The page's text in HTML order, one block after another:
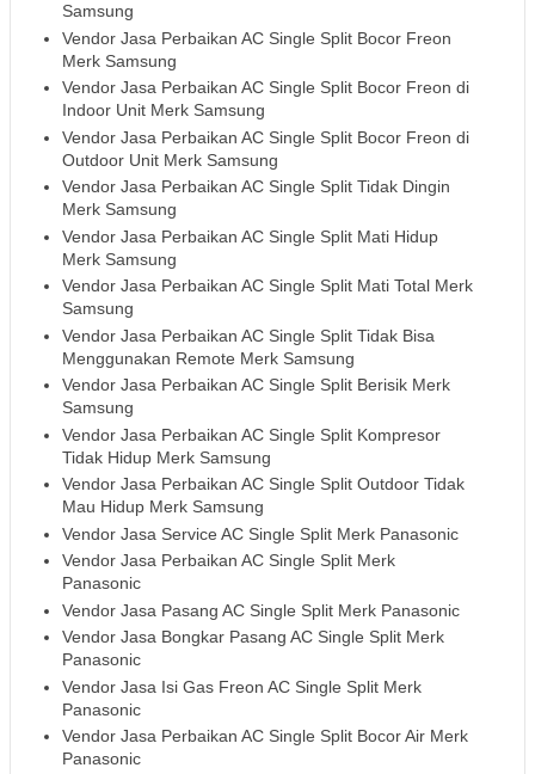
Samsung
Vendor Jasa Perbaikan AC Single Split Bocor Freon
Merk Samsung
Vendor Jasa Perbaikan AC Single Split Bocor Freon di
Indoor Unit Merk Samsung
Vendor Jasa Perbaikan AC Single Split Bocor Freon di
Outdoor Unit Merk Samsung
Vendor Jasa Perbaikan AC Single Split Tidak Dingin
Merk Samsung
Vendor Jasa Perbaikan AC Single Split Mati Hidup
Merk Samsung
Vendor Jasa Perbaikan AC Single Split Mati Total Merk
Samsung
Vendor Jasa Perbaikan AC Single Split Tidak Bisa
Menggunakan Remote Merk Samsung
Vendor Jasa Perbaikan AC Single Split Berisik Merk
Samsung
Vendor Jasa Perbaikan AC Single Split Kompresor
Tidak Hidup Merk Samsung
Vendor Jasa Perbaikan AC Single Split Outdoor Tidak
Mau Hidup Merk Samsung
Vendor Jasa Service AC Single Split Merk Panasonic
Vendor Jasa Perbaikan AC Single Split Merk
Panasonic
Vendor Jasa Pasang AC Single Split Merk Panasonic
Vendor Jasa Bongkar Pasang AC Single Split Merk
Panasonic
Vendor Jasa Isi Gas Freon AC Single Split Merk
Panasonic
Vendor Jasa Perbaikan AC Single Split Bocor Air Merk
Panasonic